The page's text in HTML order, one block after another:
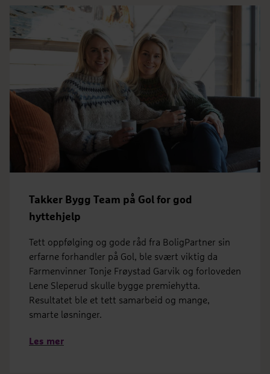
Takker Bygg Team på Gol for god
hyttehjelp
Tett oppfølging og gode råd fra BoligPartner sin
erfarne forhandler på Gol, ble svært viktig da
Farmenvinner Tonje Frøystad Garvik og forloveden
Lene Sleperud skulle bygge premiehytta.
Resultatet ble et tett samarbeid og mange,
smarte løsninger.
Les mer